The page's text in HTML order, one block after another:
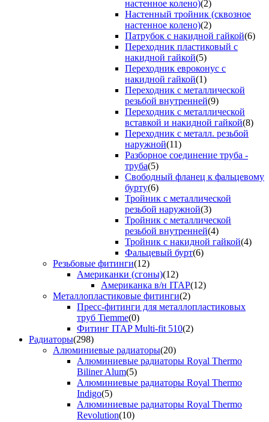
настенное колено)(2)
Настенный тройник (сквозное
настенное колено)(2)
Патрубок с накидной гайкой(6)
Переходник пластиковый с
накидной гайкой(5)
Переходник евроконус с
накидной гайкой(1)
Переходник с металлической
резьбой внутренней(9)
Переходник с металлической
вставкой и накидной гайкой(8)
Переходник с металл. резьбой
наружной(11)
Разборное соединение труба -
труба(5)
Свободный фланец к фальцевому
бурту(6)
Тройник с металлической
резьбой наружной(3)
Тройник с металлической
резьбой внутренней(4)
Тройник с накидной гайкой(4)
Фальцевый бурт(6)
Резьбовые фитинги(12)
Американки (сгоны)(12)
Американка в/н ITAP(12)
Металлопластиковые фитинги(2)
Пресс-фитинги для металлопластиковых
труб Tiemme(0)
Фитинг ITAP Multi-fit 510(2)
Радиаторы(298)
Алюминиевые радиаторы(20)
Алюминиевые радиаторы Royal Thermo
Biliner Alum(5)
Алюминиевые радиаторы Royal Thermo
Indigo(5)
Алюминиевые радиаторы Royal Thermo
Revolution(10)